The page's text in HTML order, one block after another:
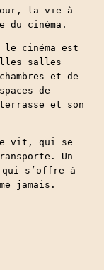
la vie à
du cinéma.
cinéma est
salles
et de
de
et son
vit, qui se
Un
qui s’offre à
jamais.